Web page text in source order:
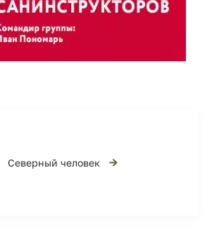
Северный человек →